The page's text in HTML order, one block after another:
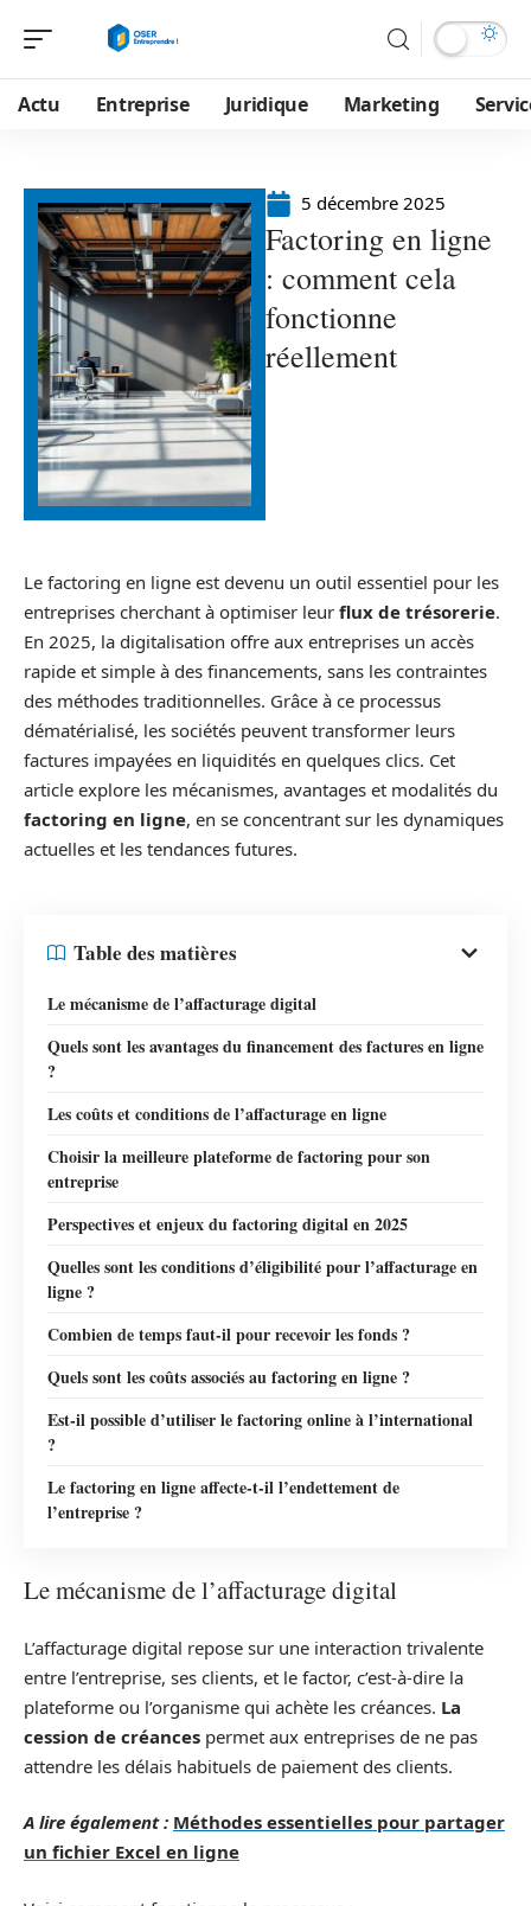
Actu Entreprise Juridique Marketing
5 décembre 2025
Factoring en ligne
: comment cela
fonctionne
réellement
Le factoring en ligne est devenu un outil essentiel pour les
entreprises cherchant à optimiser leur flux de trésorerie.
En 2025, la digitalisation offre aux entreprises un accès
rapide et simple à des financements, sans les contraintes
des méthodes traditionnelles. Grâce à ce processus
dématérialisé, les sociétés peuvent transformer leurs
factures impayées en liquidités en quelques clics. Cet
article explore les mécanismes, avantages et modalités du
factoring en ligne, en se concentrant sur les dynamiques
actuelles et les tendances futures.
Table des matières
Le mécanisme de l’affacturage digital
Quels sont les avantages du financement des factures en ligne
?
Les coûts et conditions de l’affacturage en ligne
Choisir la meilleure plateforme de factoring pour son
entreprise
Perspectives et enjeux du factoring digital en 2025
Quelles sont les conditions d’éligibilité pour l’affacturage en
ligne ?
Combien de temps faut-il pour recevoir les fonds ?
Quels sont les coûts associés au factoring en ligne ?
Est-il possible d’utiliser le factoring online à l’international
?
Le factoring en ligne affecte-t-il l’endettement de
l’entreprise ?
Le mécanisme de l’affacturage digital
L’affacturage digital repose sur une interaction trivalente
entre l’entreprise, ses clients, et le factor, c’est-à-dire la
plateforme ou l’organisme qui achète les créances. La
cession de créances permet aux entreprises de ne pas
attendre les délais habituels de paiement des clients.
A lire également : Méthodes essentielles pour partager
un fichier Excel en ligne